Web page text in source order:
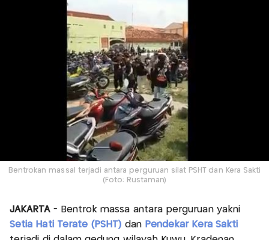
Bentrokan massal terjadi antara perguruan silat PSHT dan Kera Sakti
(Foto: Rustaman)
JAKARTA- Bentrok massa antara perguruan yakni
Setia Hati Terate (PSHT) dan Pendekar Kera Sakti